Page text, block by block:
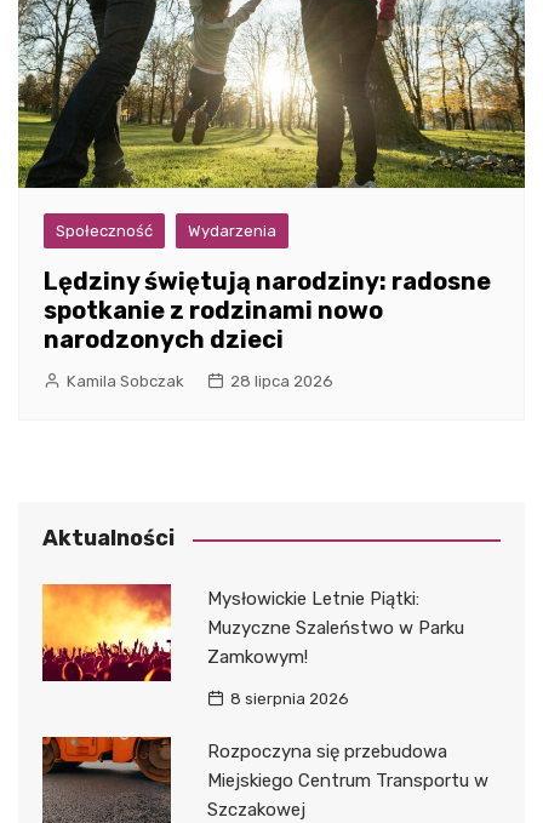
Społeczność Wydarzenia
Lędziny świętują narodziny: radosne
spotkanie z rodzinami nowo
narodzonych dzieci
Kamila Sobczak 28 lipca 2026
Aktualności
Mysłowickie Letnie Piątki:
Muzyczne Szaleństwo w Parku
Zamkowym!
8 sierpnia 2026
Rozpoczyna się przebudowa
Miejskiego Centrum Transportu w
Szczakowej